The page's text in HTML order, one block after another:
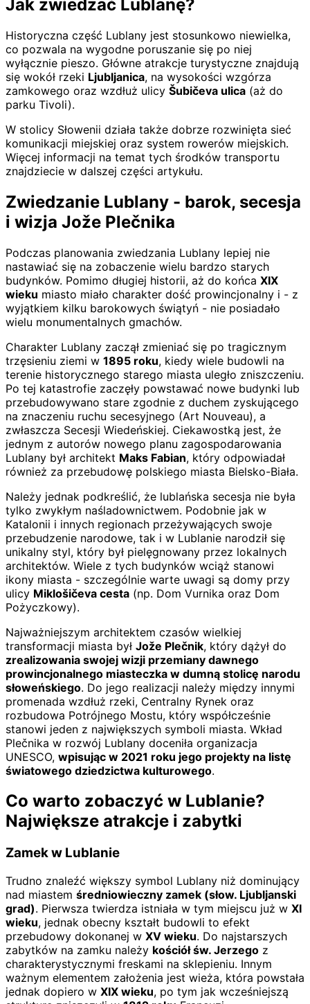
Jak zwiedzać Lublanę?
Historyczna część Lublany jest stosunkowo niewielka,
co pozwala na wygodne poruszanie się po niej
wyłącznie pieszo. Główne atrakcje turystyczne znajdują
się wokół rzeki Ljubljanica, na wysokości wzgórza
zamkowego oraz wzdłuż ulicy Šubičeva ulica (aż do
parku Tivoli).
W stolicy Słowenii działa także dobrze rozwinięta sieć
komunikacji miejskiej oraz system rowerów miejskich.
Więcej informacji na temat tych środków transportu
znajdziecie w dalszej części artykułu.
Zwiedzanie Lublany - barok, secesja
i wizja Jože Plečnika
Podczas planowania zwiedzania Lublany lepiej nie
nastawiać się na zobaczenie wielu bardzo starych
budynków. Pomimo długiej historii, aż do końca XIX
wieku miasto miało charakter dość prowincjonalny i - z
wyjątkiem kilku barokowych świątyń - nie posiadało
wielu monumentalnych gmachów.
Charakter Lublany zaczął zmieniać się po tragicznym
trzęsieniu ziemi w 1895 roku, kiedy wiele budowli na
terenie historycznego starego miasta uległo zniszczeniu.
Po tej katastrofie zaczęły powstawać nowe budynki lub
przebudowywano stare zgodnie z duchem zyskującego
na znaczeniu ruchu secesyjnego (Art Nouveau), a
zwłaszcza Secesji Wiedeńskiej. Ciekawostką jest, że
jednym z autorów nowego planu zagospodarowania
Lublany był architekt Maks Fabian, który odpowiadał
również za przebudowę polskiego miasta Bielsko-Biała.
Należy jednak podkreślić, że lublańska secesja nie była
tylko zwykłym naśladownictwem. Podobnie jak w
Katalonii i innych regionach przeżywających swoje
przebudzenie narodowe, tak i w Lublanie narodził się
unikalny styl, który był pielęgnowany przez lokalnych
architektów. Wiele z tych budynków wciąż stanowi
ikony miasta - szczególnie warte uwagi są domy przy
ulicy Miklošičeva cesta (np. Dom Vurnika oraz Dom
Pożyczkowy).
Najważniejszym architektem czasów wielkiej
transformacji miasta był Jože Plečnik, który dążył do
zrealizowania swojej wizji przemiany dawnego
prowincjonalnego miasteczka w dumną stolicę narodu
słoweńskiego. Do jego realizacji należy między innymi
promenada wzdłuż rzeki, Centralny Rynek oraz
rozbudowa Potrójnego Mostu, który współcześnie
stanowi jeden z największych symboli miasta. Wkład
Plečnika w rozwój Lublany doceniła organizacja
UNESCO, wpisując w 2021 roku jego projekty na listę
światowego dziedzictwa kulturowego.
Co warto zobaczyć w Lublanie?
Największe atrakcje i zabytki
Zamek w Lublanie
Trudno znaleźć większy symbol Lublany niż dominujący
nad miastem średniowieczny zamek (słow. Ljubljanski
grad). Pierwsza twierdza istniała w tym miejscu już w XI
wieku, jednak obecny kształt budowli to efekt
przebudowy dokonanej w XV wieku. Do najstarszych
zabytków na zamku należy kościół św. Jerzego z
charakterystycznymi freskami na sklepieniu. Innym
ważnym elementem założenia jest wieża, która powstała
jednak dopiero w XIX wieku, po tym jak wcześniejszą